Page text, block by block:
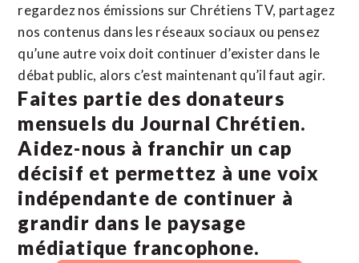
regardez nos émissions sur Chrétiens TV, partagez
nos contenus dans les réseaux sociaux ou pensez
qu’une autre voix doit continuer d’exister dans le
débat public, alors c’est maintenant qu’il faut agir.
Faites partie des donateurs
mensuels du Journal Chrétien.
Aidez-nous à franchir un cap
décisif et permettez à une voix
indépendante de continuer à
grandir dans le paysage
médiatique francophone.